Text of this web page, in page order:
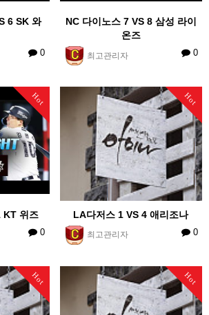
6 SK 와
0
NC 다이노스 7 VS 8 삼성 라이
온즈
최고관리자 0
Hot
KT 위즈
0
Hot
LA다저스 1 VS 4 애리조나
최고관리자 0
Hot Hot